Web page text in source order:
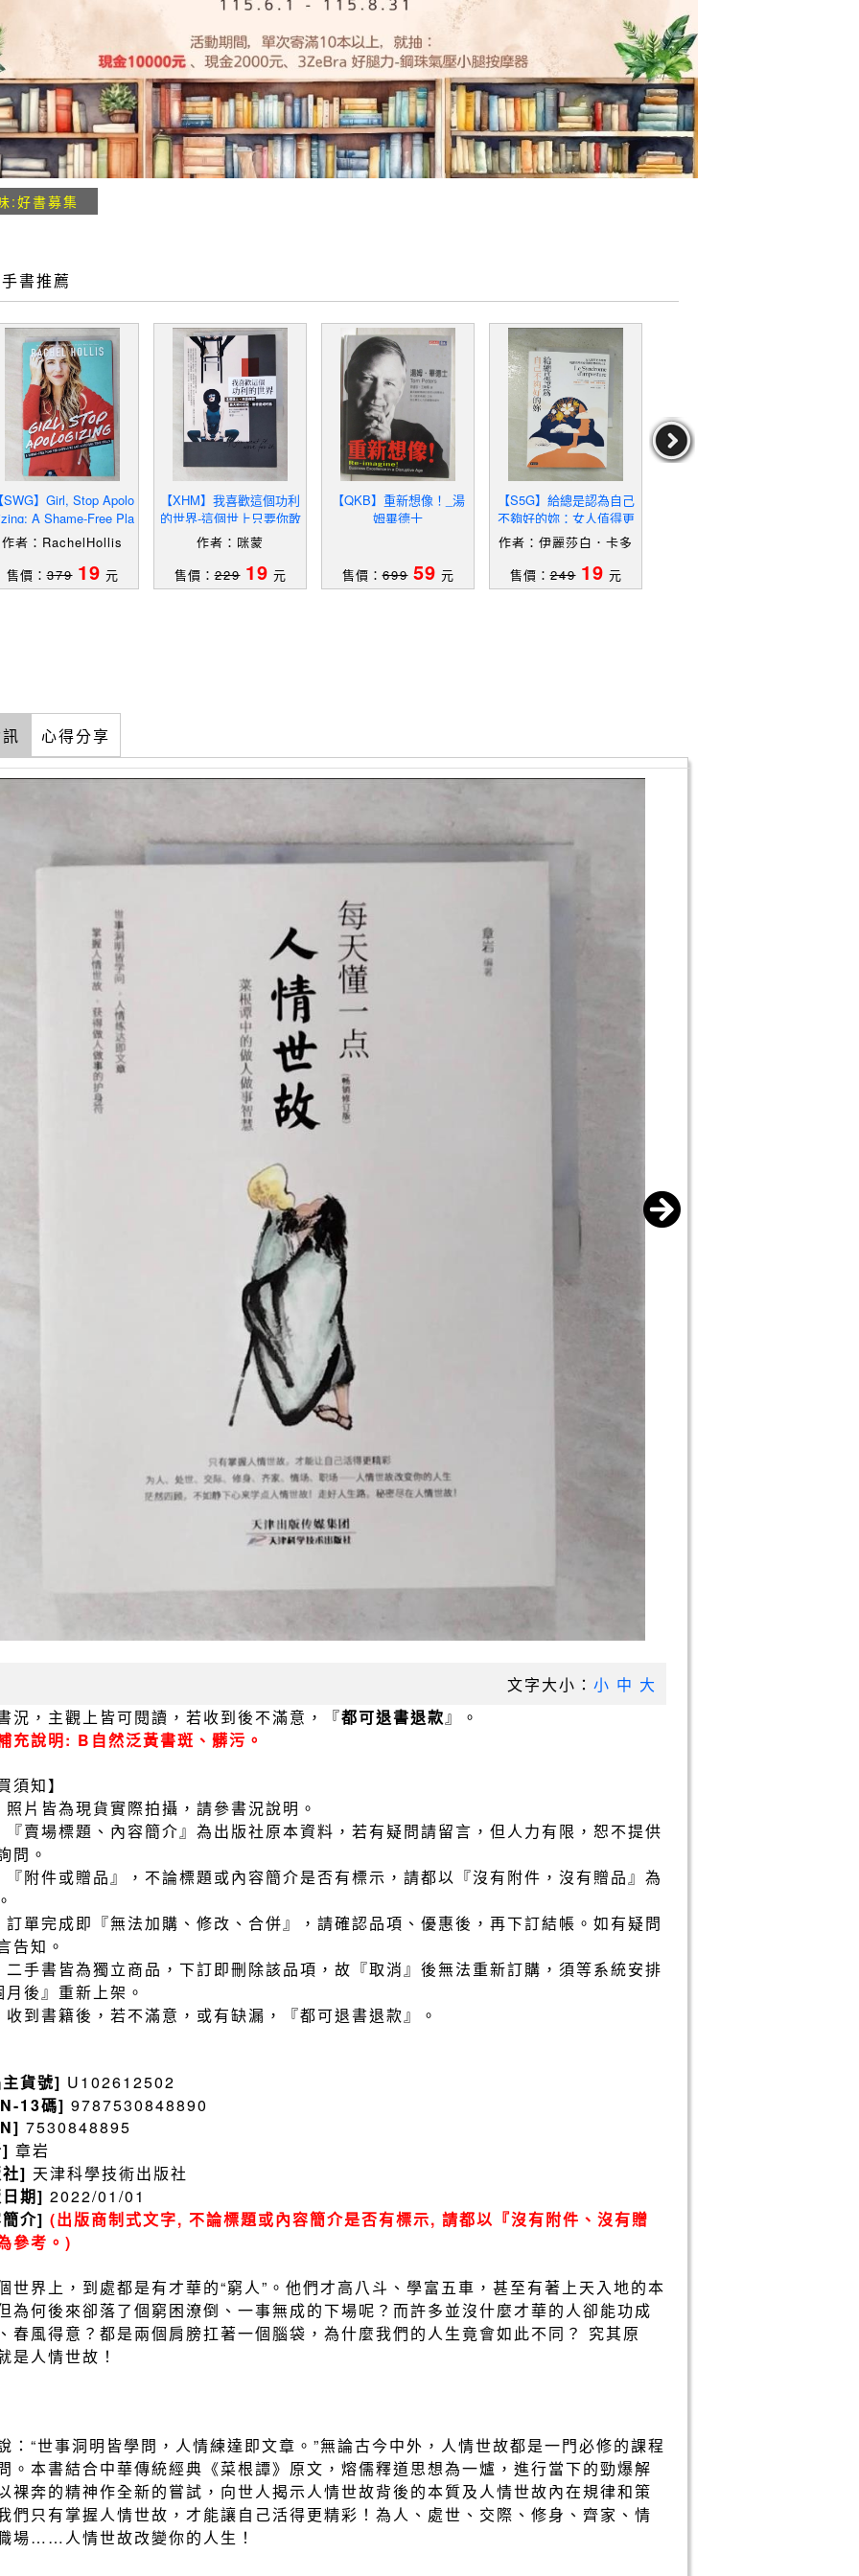
:好書募集
書推薦
SWG】Girl, Stop Apolo
A Shame-Free Pla
For Embracing And Ac
作者：RachelHollis
售價：379 19 元
【XHM】我喜歡這個功利
的世界-這個世上只要你敢
再大的不可能…_咪蒙
作者：咪蒙
售價：229 19 元
【QKB】重新想像！_湯
姆畢德士
售價：699 59 元
【S5G】給總是認為自己
不夠好的妳：女人值得更
多掌聲，別讓冒牌者症侯
群影響妳的人生_伊麗莎
白．卡多赫, 安娜．德蒙
塔爾洛, 黃琪雯,
作者：伊麗莎白．卡多
琪雯,王浩永
售價：249 19 元
心得分享
文字大小： 小 中 大
況，主觀上皆可閱讀，若收到後不滿意，『都可退書退款』。
充說明: B自然泛黃書斑、髒污。
須知】
照片皆為現貨實際拍攝，請參書況說明。
『賣場標題、內容簡介』為出版社原本資料，若有疑問請留言，但人力有限，恕不提供
問。
『附件或贈品』，不論標題或內容簡介是否有標示，請都以『沒有附件，沒有贈品』為
訂單完成即『無法加購、修改、合併』，請確認品項、優惠後，再下訂結帳。如有疑問
告知。
二手書皆為獨立商品，下訂即刪除該品項，故『取消』後無法重新訂購，須等系統安排
後』重新上架。
收到書籍後，若不滿意，或有缺漏，『都可退書退款』。
貨號] U102612502
13碼] 9787530848890
7530848895
章岩
] 天津科學技術出版社
期] 2022/01/01
介] (出版商制式文字, 不論標題或內容簡介是否有標示, 請都以『沒有附件、沒有贈
參考。)
世界上，到處都是有才華的“窮人”。他們才高八斗、學富五車，甚至有著上天入地的本
為何後來卻落了個窮困潦倒、一事無成的下場呢？而許多並沒什麼才華的人卻能功成
春風得意？都是兩個肩膀扛著一個腦袋，為什麼我們的人生竟會如此不同？ 究其原
是人情世故！
：“世事洞明皆學問，人情練達即文章。”無論古今中外，人情世故都是一門必修的課程
。本書結合中華傳統經典《菜根譚》原文，熔儒釋道思想為一爐，進行當下的勁爆解
裸奔的精神作全新的嘗試，向世人揭示人情世故背後的本質及人情世故內在規律和策
們只有掌握人情世故，才能讓自己活得更精彩！為人、處世、交際、修身、齊家、情
場……人情世故改變你的人生！